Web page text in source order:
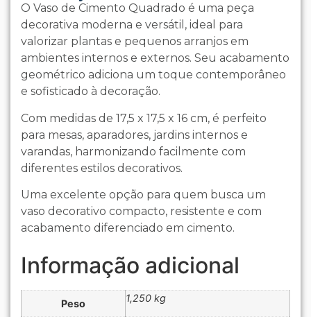
O Vaso de Cimento Quadrado é uma peça
decorativa moderna e versátil, ideal para
valorizar plantas e pequenos arranjos em
ambientes internos e externos. Seu acabamento
geométrico adiciona um toque contemporâneo
e sofisticado à decoração.
Com medidas de 17,5 x 17,5 x 16 cm, é perfeito
para mesas, aparadores, jardins internos e
varandas, harmonizando facilmente com
diferentes estilos decorativos.
Uma excelente opção para quem busca um
vaso decorativo compacto, resistente e com
acabamento diferenciado em cimento.
Informação adicional
Peso 1,250 kg